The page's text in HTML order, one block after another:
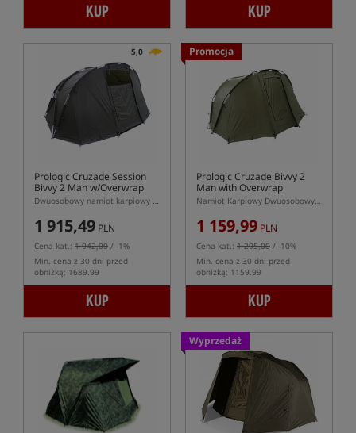
KUP KUP
5,0
Prologic Cruzade Session
Bivvy 2 Man w/Overwrap
Dwuosobowy namiot karpiowy z narzutą
1 915,49 PLN
Cena kat.: 1 942,00 / -1%
Min. cena z 30 dni przed
obniżką: 1689.99
KUP
Promocja
Prologic Cruzade Bivvy 2
Man with Overwrap
Namiot Karpiowy Dwuosobowy z Narzutą
1 159,99 PLN
Cena kat.: 1 295,00 / -10%
Min. cena z 30 dni przed
obniżką: 1159.99
KUP
Wyprzedaż